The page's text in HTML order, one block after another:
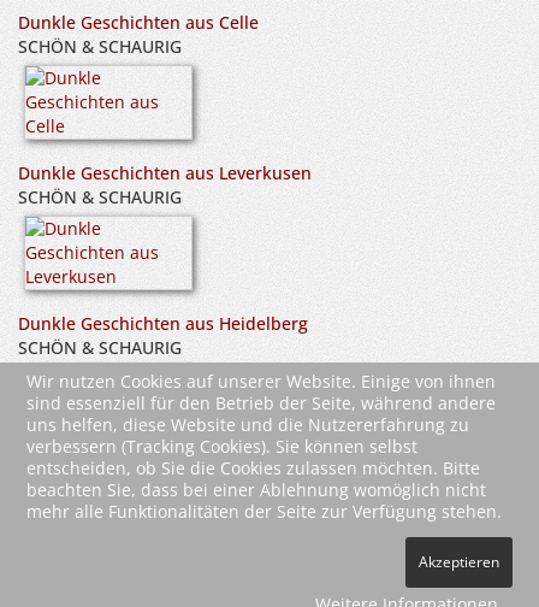
Dunkle Geschichten aus Celle
SCHÖN & SCHAURIG
Dunkle Geschichten aus Leverkusen
SCHÖN & SCHAURIG
Dunkle Geschichten aus Heidelberg
SCHÖN & SCHAURIG
Vertrag widerrufen
Wir nutzen Cookies auf unserer Website. Einige von ihnen
sind essenziell für den Betrieb der Seite, während andere
uns helfen, diese Website und die Nutzererfahrung zu
verbessern (Tracking Cookies). Sie können selbst
entscheiden, ob Sie die Cookies zulassen möchten. Bitte
beachten Sie, dass bei einer Ablehnung womöglich nicht
mehr alle Funktionalitäten der Seite zur Verfügung stehen.
Akzeptieren